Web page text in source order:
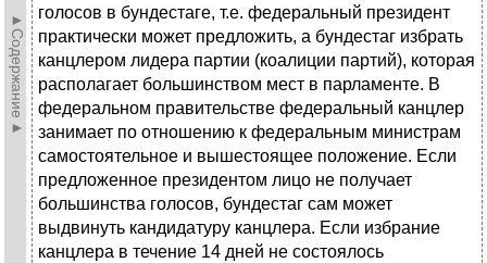
►Содержание►
голосов в бундестаге, т.е. федеральный президент
практически может предложить, а бундестаг избрать
канцлером лидера партии (коалиции партий), которая
располагает большинством мест в парламенте. В
федеральном правительстве феде­ральный канцлер
занимает по отношению к федеральным министрам
само­стоятельное и вышестоящее положение. Если
предложенное президентом лицо не получает
большинства голосов, бундестаг сам может
выдвинуть кандидатуру канцлера. Если избрание
канцлера в течение 14 дней не состоялось